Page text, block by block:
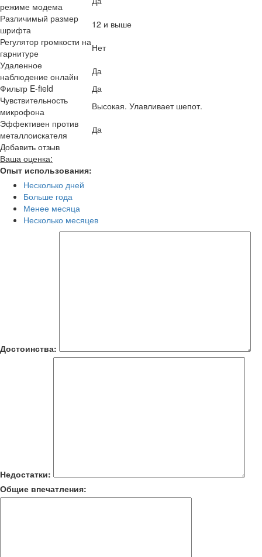
режиме модема
Различимый размер
шрифта
12 и выше
Регулятор громкости на
гарнитуре
Нет
Удаленное
наблюдение онлайн
Да
Фильтр E-field
Да
Чувствительность
микрофона
Высокая. Улавливает шепот.
Эффективен против
металлоискателя
Да
Добавить отзыв
Ваша оценка:
Опыт использования:
Несколько дней
Больше года
Менее месяца
Несколько месяцев
Достоинства:
Недостатки:
Общие впечатления: